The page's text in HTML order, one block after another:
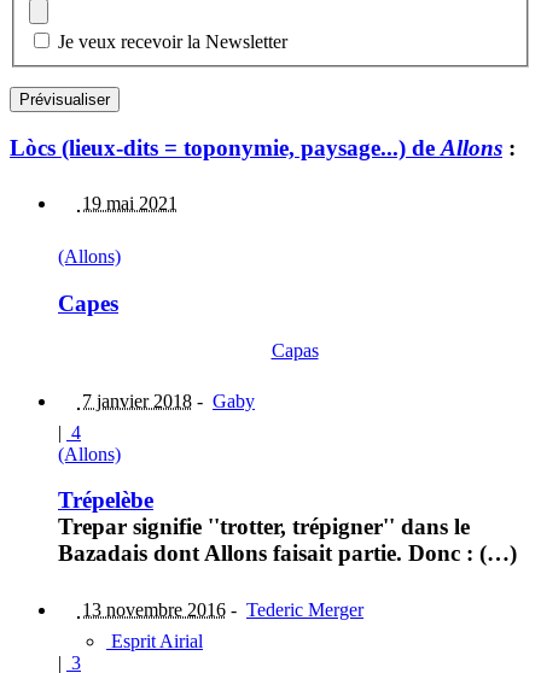
Je veux recevoir la Newsletter
Lòcs (lieux-dits = toponymie, paysage...) de Allons :
19 mai 2021
(Allons)
Capes
Capas
7 janvier 2018 - Gaby
| 4
(Allons)
Trépelèbe
Trepar signifie ''trotter, trépigner'' dans le
Bazadais dont Allons faisait partie. Donc : (…)
13 novembre 2016 - Tederic Merger
Esprit Airial
| 3